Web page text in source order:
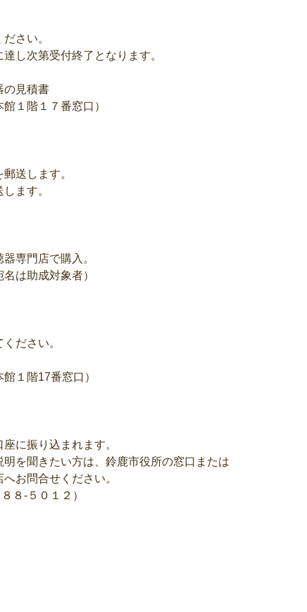
さい。
し次第受付終了となります。
見積書
１階１７番窓口）
送します。
ます。
専門店で購入。
は助成対象者）
ださい。
１階17番窓口）
に振り込まれます。
を聞きたい方は、鈴鹿市役所の窓口または
お問合せください。
８‐５０１２）